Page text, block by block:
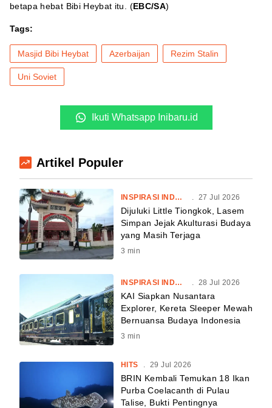
betapa hebat Bibi Heybat itu. (EBC/SA)
Tags:
Masjid Bibi Heybat Azerbaijan Rezim Stalin
Uni Soviet
Ikuti Whatsapp Inibaru.id
Artikel Populer
INSPIRASI INDONESIA . 27 Jul 2026
Dijuluki Little Tiongkok, Lasem
Simpan Jejak Akulturasi Budaya
yang Masih Terjaga
3 min
INSPIRASI INDONESIA . 28 Jul 2026
KAI Siapkan Nusantara
Explorer, Kereta Sleeper Mewah
Bernuansa Budaya Indonesia
3 min
HITS 29 Jul 2026
BRIN Kembali Temukan 18 Ikan
Purba Coelacanth di Pulau
Talise, Bukti Pentingnya